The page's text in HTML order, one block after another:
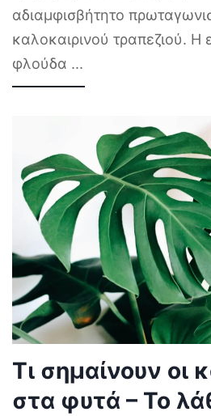
αδιαμφισβήτητο
καλοκαιρινού τραπεζιού. Η
φλούδα ...
Τι σημαίνουν οι
στα φυτά – Το